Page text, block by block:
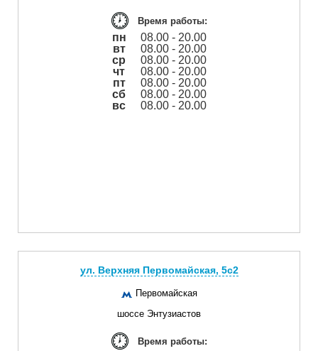
Время работы:
пн
08.00 - 20.00
вт
08.00 - 20.00
ср
08.00 - 20.00
чт
08.00 - 20.00
пт
08.00 - 20.00
сб
08.00 - 20.00
вс
08.00 - 20.00
ул. Верхняя Первомайская, 5с2
Первомайская
шоссе Энтузиастов
Время работы: